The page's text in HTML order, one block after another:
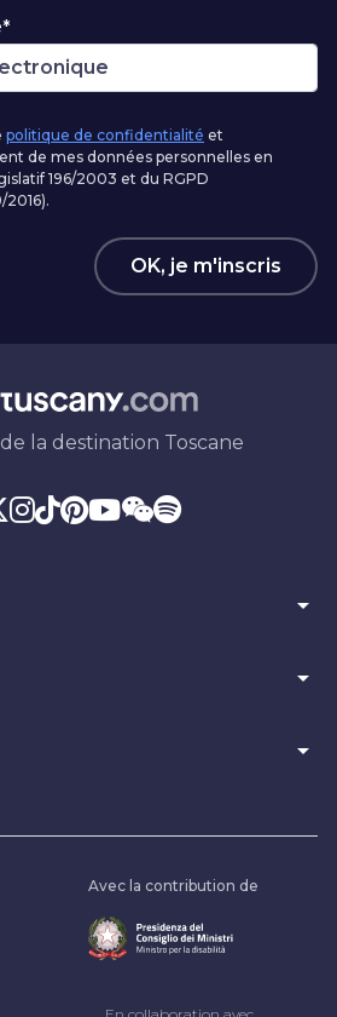
politique de confidentialité et
de mes données personnelles en
196/2003 et du RGPD
OK, je m'inscris
la destination Toscane
arrow_drop_down
arrow_drop_down
arrow_drop_down
Avec la contribution de